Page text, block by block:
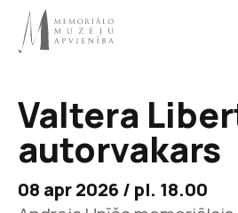
100%
Kontrasts
Valtera
autorvakars
08 apr 2026 / pl. 18.00